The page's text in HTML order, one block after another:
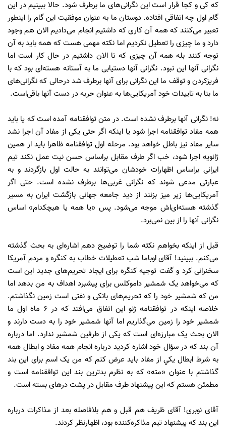
که کی و کجا قرار است این نگرانی‌های ما برطرف شود. حالا ببینیم در این
گام اول چه اتفاقی افتاده. دوستان ما به عنوان موفقیت این گام را اینطور
تعبیر می‌کنند که همه آن کاری که داشتیم انجام می‌دادیم الان هم وجود
دارد و ما چیزی را تعطیل نکردیم اما نکته مهمی هست که همه باید به آن
توجه کنند بله همه آن چیزی که تا الان داشتیم در حال کار است اما
نگرانی آنها این نبود. نگرانی آنها دستیابی ما به آستانه هسته‌ای بود که با
فریز‌کردن و توقف ما این نگرانی برای آنها برطرف شد درحالی که نگرانی‌های
ما بنا به تاییدات خود آمریکایی‌ها به عنوان حربه در دست آنها باقی‌است.
نه! نگرانی آنها برطرف نشده است. در متن توافقنامه آمده است که یا باید
همه مفاد توافقنامه اجرا شود یا اینکه اگر حتی یکی از مفاد آن اجرا نشد
سایر مفاد نیز باطل خواهد بود. مرحله اول توافقنامه ظاهرا باید از همین
ژانویه اجرا شود، خب اگر طرف مقابل براساس حسن نیت عمل نکند تیم
ایرانی براساس اظهارات خودشان می‌توانند به حالت اول بازگردند و به
عبارتی مدعی شوند که نگرانی غربی‌ها برطرف نشده است. حتی اگر
آمریکایی‌ها زیر میز بزنند از دید جامعه جهانی بازگشت ایران به مسیر
گذشته هسته‌ای‌اش موجه می‌شود. پس «یا همه یا هیچکدام» اساس
نگرانی آنها را از بین نمی‌برد.
قبل از اینکه بخواهم نکته شما را توضیح دهم اشاره‌ای به بحث گذشته
می‌کنم. ببینید! آقای اوباما شب تعطیلات خطاب به کنگره و مردم آمریکا
سخنرانی کرد و گفت توجیه کنگره برای ایجاد تحریم‌های جدید این است
که می‌خواهد یک شمشیر داموکلس برای پیشبرد اهداف به من بدهد اما
من که شمشیر خود را که تحریم‌های بانکی و نفتی است زمین نگذاشتم.
خلاصه اینکه در توافقنامه ژنو این اتفاق می‌افتد که در 6 ماه اول ما
شمشیر خود را زمین می‌گذاریم اما آنها شمشیر خود را به دست دارند و
الان بحث یک مبارزه‌ای است که یکی از طرفین شمشیر ندارد. اما درباره
آن بند که در سؤال خود اشاره کردید درباره انجام همه مفاد و ابطال همه
به شرط ابطال یکي از مفاد باید عرض کنم که من یک اسم برای این بند
گذاشتم با عنوان «مته» که به‌ نظرم بدترین بند این توافقنامه است و
مطمئن هستم که این پیشنهاد طرف مقابل در پشت درهای بسته است.
آقای نوبری! آقای ظریف هم قبل و هم بلافاصله بعد از مذاکرات درباره
این بند که پیشنهاد تیم مذاکره‌کننده بود، اظهارنظر کردند.